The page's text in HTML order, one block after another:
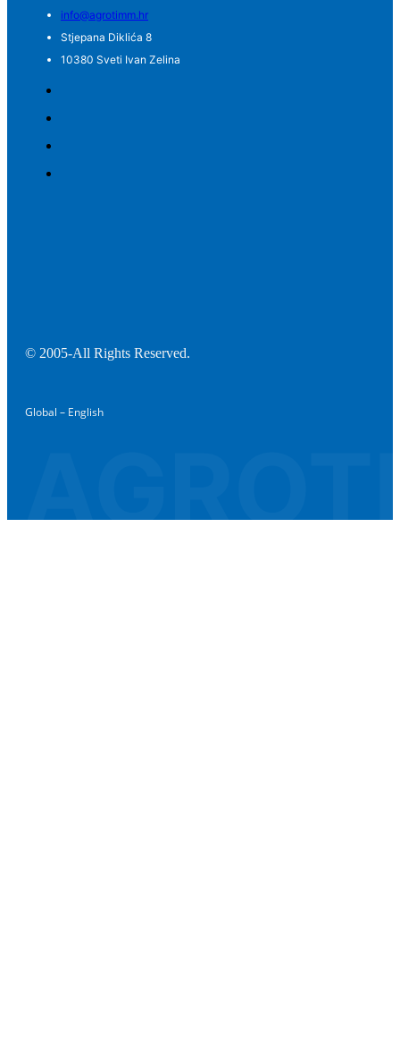
info@agrotimm.hr
Stjepana Diklića 8
10380 Sveti Ivan Zelina
© 2005-All Rights Reserved.
Global – English